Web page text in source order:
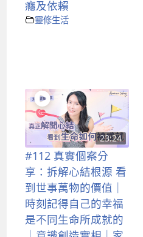
癮及依賴
靈修生活
23:24
#112 真實個案分
享：拆解心結根源 看
到世事萬物的價值｜
時刻記得自己的幸福
是不同生命所成就的